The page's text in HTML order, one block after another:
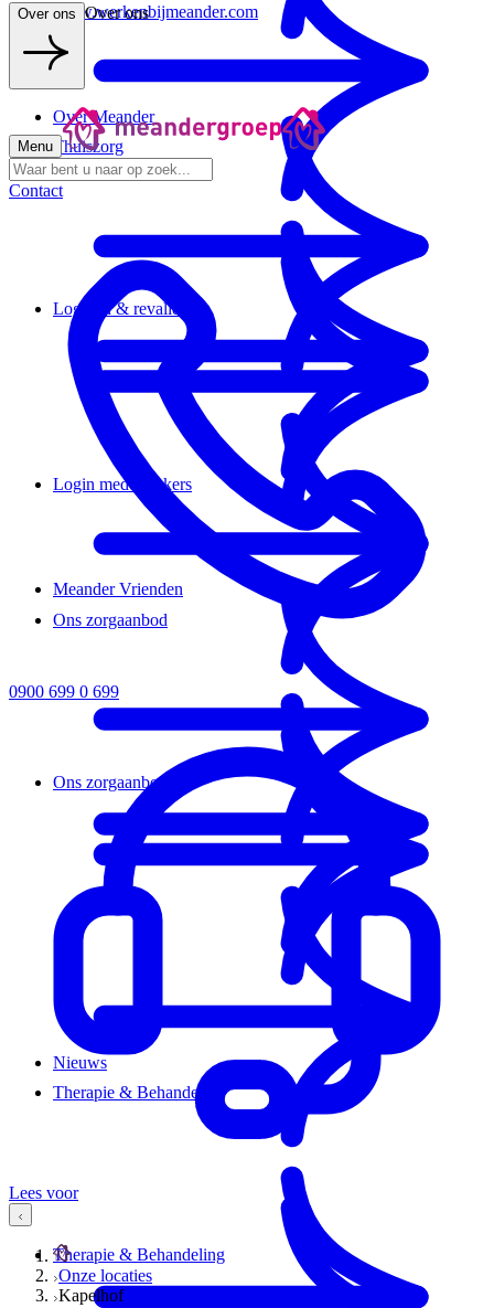
Thuiszorg
Ons zorgaanbod
Therapie & Behandeling
Logeren & revalideren
Ons zorgaanbod
Therapie & Behandeling
www.werkenbijmeander.com
Login medewerkers
Over ons Over ons
Over Meander
Meander Vrienden
Nieuws
Menu
Contact
0900 699 0 699
Lees voor
Onze locaties
Kapelhof